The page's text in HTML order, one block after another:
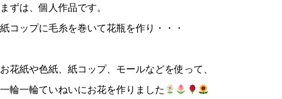
まずは、個人作品です。
紙コップに毛糸を巻いて花瓶を作り・・・
お花紙や色紙、紙コップ、モールなどを使って、
一輪一輪ていねいにお花を作りました